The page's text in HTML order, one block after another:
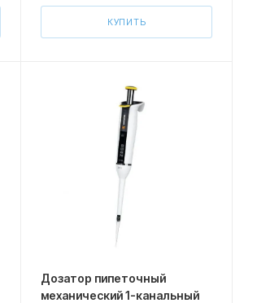
КУПИТЬ
Дозатор пипеточный
механический 1-канальный